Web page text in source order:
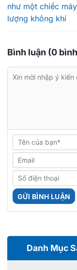
như một chiếc
lượng không khí
Bình luận (0
Danh Mục